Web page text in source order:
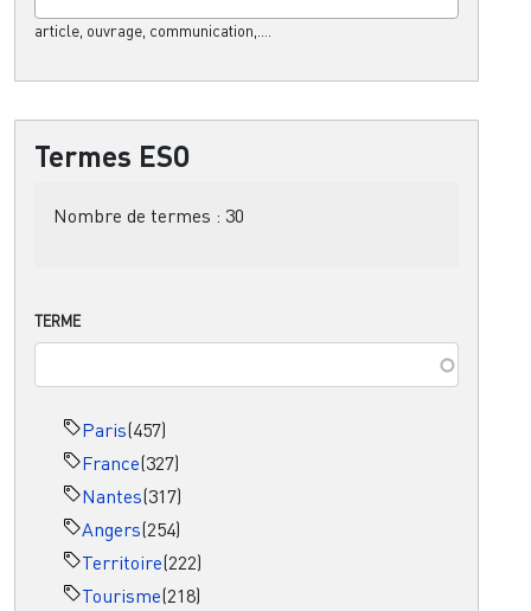
article, ouvrage, communication,....
Termes ESO
Nombre de termes : 30
TERME
Paris(457)
France(327)
Nantes(317)
Angers(254)
Territoire(222)
Tourisme(218)